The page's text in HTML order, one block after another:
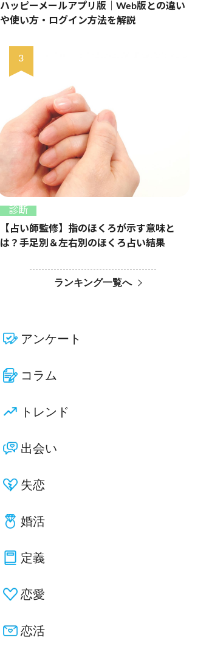
ハッピーメールアプリ版｜Web版との違い
や使い方・ログイン方法を解説
診断
【占い師監修】指のほくろが示す意味と
は？手足別＆左右別のほくろ占い結果
ランキング一覧へ
アンケート
コラム
トレンド
出会い
失恋
婚活
定義
恋愛
恋活